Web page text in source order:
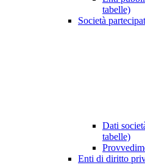
tabelle)
Società
Dati
tabelle)
Enti di diritto